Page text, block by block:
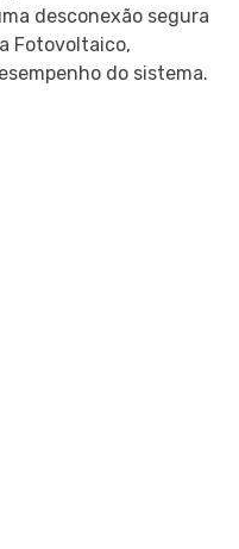
desconexão segura
Fotovoltaico,
do sistema.